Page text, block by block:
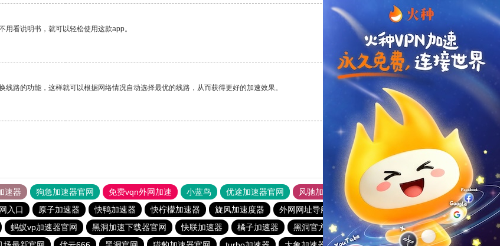
看说明书，就可以轻松使用这款app。
支持 [0] 反对 [0]
路的功能，这样就可以根据网络情况自动选择最优的线路，从而获得更好的加速效果。
支持
速器 狗急加速器官网 免费vqn外网加速 小蓝鸟 优途加速器官网 风驰加速器
旋风加速器
入口 原子加速器 快鸭加速器 快柠檬加速器 旋风加速度器 外网网址导航 软件中心 雷霆加速
狂飙加速器
蚂蚁vp加速器官网 黑洞加速下载器官网 快联加速器 橘子加速器 黑洞官方加速器
2023免费加速神器